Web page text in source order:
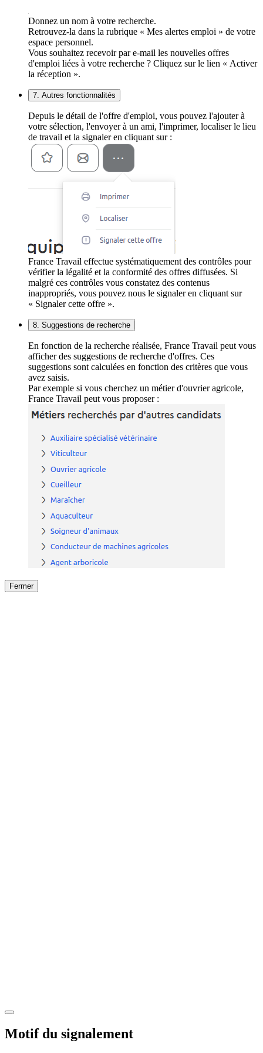
Donnez un nom à votre recherche.
Retrouvez-la dans la rubrique « Mes alertes emploi » de votre
espace personnel.
Vous souhaitez recevoir par e-mail les nouvelles offres
d'emploi liées à votre recherche ? Cliquez sur le lien « Activer
la réception ».
7. Autres fonctionnalités
Depuis le détail de l'offre d'emploi, vous pouvez l'ajouter à
votre sélection, l'envoyer à un ami, l'imprimer, localiser le lieu
de travail et la signaler en cliquant sur :
France Travail effectue systématiquement des contrôles pour
vérifier la légalité et la conformité des offres diffusées. Si
malgré ces contrôles vous constatez des contenus
inappropriés, vous pouvez nous le signaler en cliquant sur
« Signaler cette offre ».
8. Suggestions de recherche
En fonction de la recherche réalisée, France Travail peut vous
afficher des suggestions de recherche d'offres. Ces
suggestions sont calculées en fonction des critères que vous
avez saisis.
Par exemple si vous cherchez un métier d'ouvrier agricole,
France Travail peut vous proposer :
Fermer
Motif du signalement